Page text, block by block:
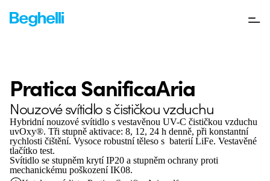
Pratica SanificaAria
Nouzové svítidlo s čističkou vzduchu
Hybridní nouzové svítidlo s vestavěnou UV-C čističkou vzduchu
uvOxy®. Tři stupně aktivace: 8, 12, 24 h denně, při konstantní
rychlosti čištění. Vysoce robustní těleso s baterií LiFe. Vestavěné
tlačítko test.
Svítidlo se stupněm krytí IP20 a stupněm ochrany proti
mechanickému poškození IK08.